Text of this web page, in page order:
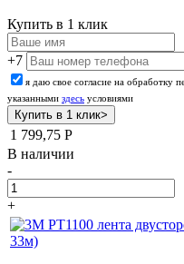
Купить в 1 клик
+7
я даю свое согласие на обработку
указанными здесь условиями
1 799,75 Р
В наличии
-
+